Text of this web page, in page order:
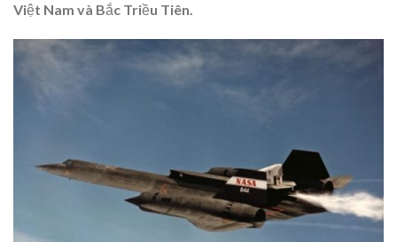
Việt Nam và Bắc Triều Tiên.